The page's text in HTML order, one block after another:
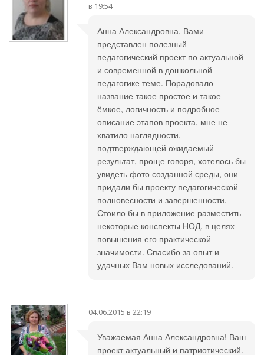
в 19:54
Анна Александровна, Вами
представлен полезный
педагогический проект по актуальной
и современной в дошкольной
педагогике теме. Порадовало
название такое простое и такое
ёмкое, логичность и подробное
описание этапов проекта, мне не
хватило наглядности,
подтверждающей ожидаемый
результат, проще говоря, хотелось бы
увидеть фото созданной среды, они
придали бы проекту педагогической
полновесности и завершенности.
Стоило бы в приложение разместить
некоторые конспекты НОД, в целях
повышения его практической
значимости. Спасибо за опыт и
удачных Вам новых исследований.
04.06.2015 в 22:19
Уважаемая Анна Александровна! Ваш
проект актуальный и патриотический.